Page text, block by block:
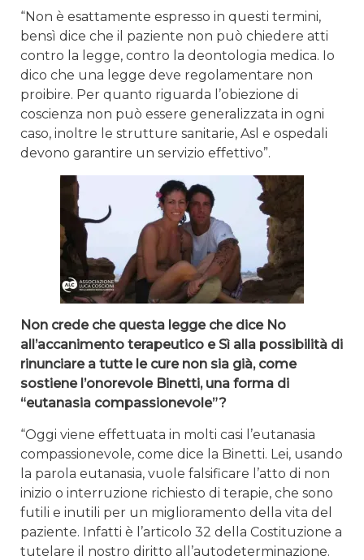
“Non è esattamente espresso in questi termini,
bensì dice che il paziente non può chiedere atti
contro la legge, contro la deontologia medica. Io
dico che una legge deve regolamentare non
proibire. Per quanto riguarda l’obiezione di
coscienza non può essere generalizzata in ogni
caso, inoltre le strutture sanitarie, Asl e ospedali
devono garantire un servizio effettivo”.
Non crede che questa legge che dice No
all’accanimento terapeutico e Sì alla possibilità di
rinunciare a tutte le cure non sia già, come
sostiene l’onorevole Binetti, una forma di
“eutanasia compassionevole”?
“Oggi viene effettuata in molti casi l’eutanasia
compassionevole, come dice la Binetti. Lei, usando
la parola eutanasia, vuole falsificare l’atto di non
inizio o interruzione richiesto di terapie, che sono
futili e inutili per un miglioramento della vita del
paziente. Infatti è l’articolo 32 della Costituzione a
tutelare il nostro diritto all’autodeterminazione.